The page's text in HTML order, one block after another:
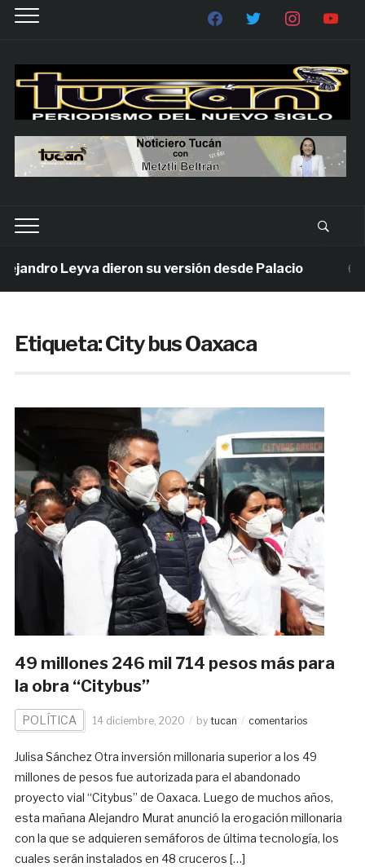
Leyva dieron su versión desde Palacio 6
Etiqueta:City bus Oaxaca
49 millones 246 mil 714 pesos más para
la obra “Citybus”
POLÍTICA 14 diciembre, 2020 by tucan comentarios
Julisa Sánchez Otra inversión millonaria superior a los 49
millones de pesos fue autorizada para el abandonado
proyecto vial “Citybus” de Oaxaca. Luego de muchos años,
esta mañana Alejandro Murat anunció la erogación millonaria
con la que se adquieren semáforos de última tecnología, los
cuales serán instalados en 48 cruceros […]